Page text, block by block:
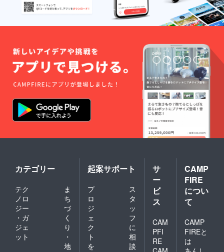
カテゴリー
テク
ノロ
ジー
・ガ
ジェ
ット
ま
ち
づ
く
り
・
地
起案サポート
プ
ロ
ジ
ェ
ク
ト
を
ス
タ
ッ
フ
に
相
談
サ
ー
ビ
ス
CAM
PFI
RE
CAMP
FIRE
につい
て
CAMP
FIREと
は